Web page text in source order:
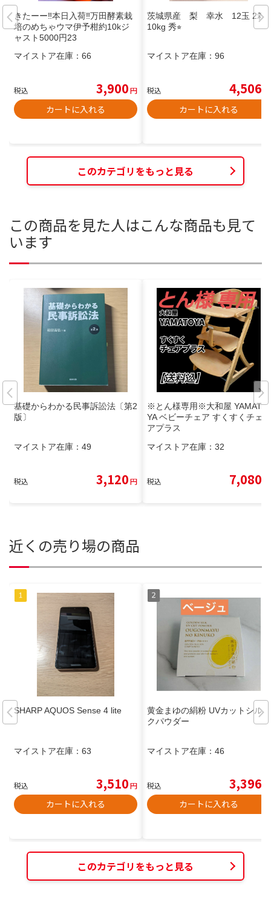
きたーー‼️本日入荷‼️万田酵素栽
培のめちゃウマ伊予柑約10kジ
ャスト5000円23
マイストア在庫： 66
税込 3,900円
カートに入れる
茨城県産 梨 幸水 12玉 2箱
10kg 秀⭐︎
マイストア在庫： 96
税込 4,506
カートに入れる
このカテゴリをもっと見る
この商品を見た人はこんな商品も見て
います
基礎からわかる民事訴訟法〔第2
版〕
マイストア在庫： 49
税込 3,120円
※とん様専用※大和屋 YAMATO
YA ベビーチェア すくすくチェ
アプラス
マイストア在庫： 32
税込 7,080
近くの売り場の商品
SHARP AQUOS Sense 4 lite
マイストア在庫： 63
税込 3,510円
カートに入れる
黄金まゆの絹粉 UVカットシル
クパウダー
マイストア在庫： 46
税込 3,396
カートに入れる
このカテゴリをもっと見る